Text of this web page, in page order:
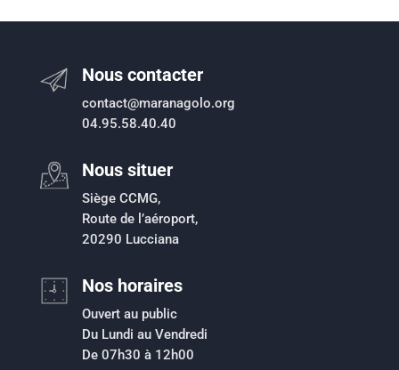
Nous contacter
contact@maranagolo.org
04.95.58.40.40
Nous situer
Siège CCMG,
Route de l’aéroport,
20290 Lucciana
Nos horaires
Ouvert au public
Du Lundi au Vendredi
De 07h30 à 12h00